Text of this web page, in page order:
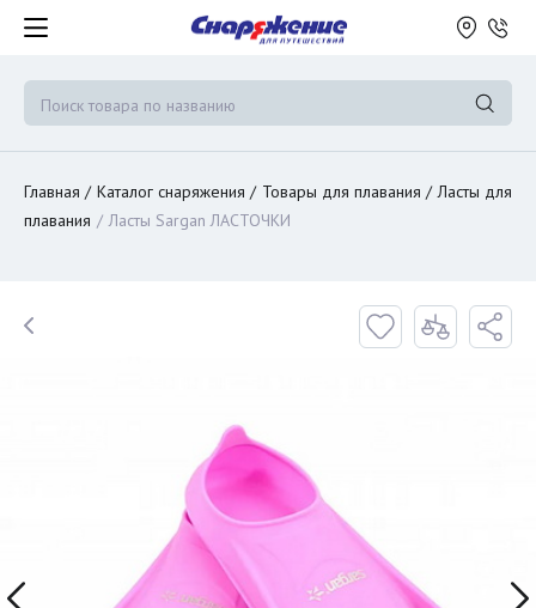
Главная Каталог снаряжения Товары для плавания
Ласты для
плавания
Ласты Sargan ЛАСТОЧКИ